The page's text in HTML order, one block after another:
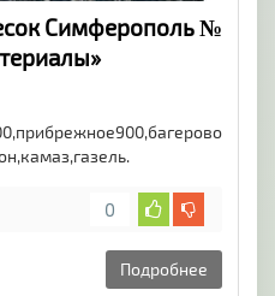
Симферополь №
0
Подробнее